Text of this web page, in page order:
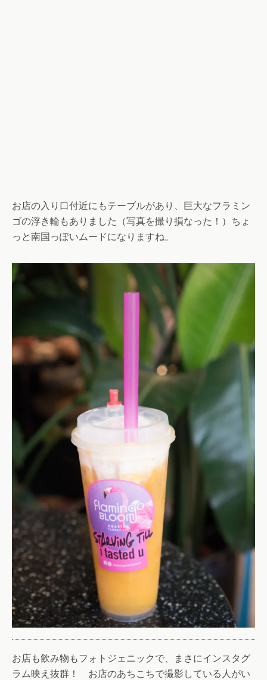
お店の入り口付近にもテーブルがあり、巨大なフラミン
ゴの浮き輪もありました（写真を撮り損なった！）ちょ
っと南国っぽいムードになりますね。
お店も飲み物もフォトジェニックで、まさにインスタグ
ラム映え抜群！ お店のあちこちで撮影している人がい